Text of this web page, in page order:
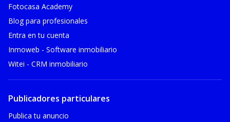
Fotocasa Academy
Blog para profesionales
Entra en tu cuenta
Inmoweb - Software inmobiliario
Witei - CRM inmobiliario
Publicadores particulares
Publica tu anuncio